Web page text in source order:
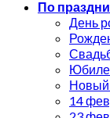
По
День
Новый
14